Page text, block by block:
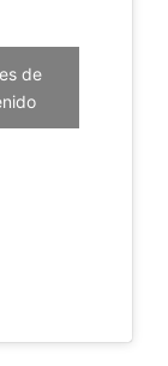
de